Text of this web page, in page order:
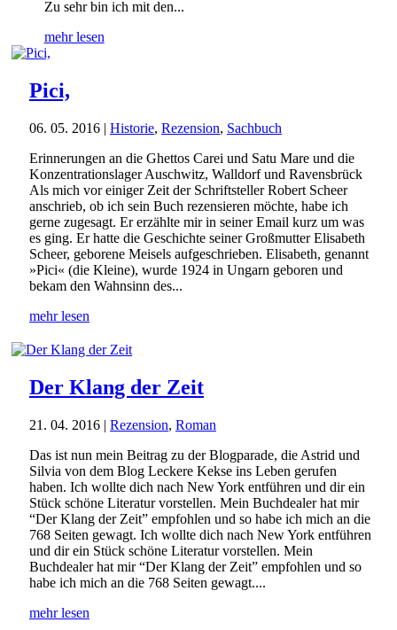
Zu sehr bin ich mit den...
mehr lesen
Pici,
06. 05. 2016 | Historie, Rezension, Sachbuch
Erinnerungen an die Ghettos Carei und Satu Mare und die
Konzentrationslager Auschwitz, Walldorf und Ravensbrück
Als mich vor einiger Zeit der Schriftsteller Robert Scheer
anschrieb, ob ich sein Buch rezensieren möchte, habe ich
gerne zugesagt. Er erzählte mir in seiner Email kurz um was
es ging. Er hatte die Geschichte seiner Großmutter Elisabeth
Scheer, geborene Meisels aufgeschrieben. Elisabeth, genannt
»Pici« (die Kleine), wurde 1924 in Ungarn geboren und
bekam den Wahnsinn des...
mehr lesen
Der Klang der Zeit
21. 04. 2016 | Rezension, Roman
Das ist nun mein Beitrag zu der Blogparade, die Astrid und
Silvia von dem Blog Leckere Kekse ins Leben gerufen
haben. Ich wollte dich nach New York entführen und dir ein
Stück schöne Literatur vorstellen. Mein Buchdealer hat mir
“Der Klang der Zeit” empfohlen und so habe ich mich an die
768 Seiten gewagt. Ich wollte dich nach New York entführen
und dir ein Stück schöne Literatur vorstellen. Mein
Buchdealer hat mir “Der Klang der Zeit” empfohlen und so
habe ich mich an die 768 Seiten gewagt....
mehr lesen